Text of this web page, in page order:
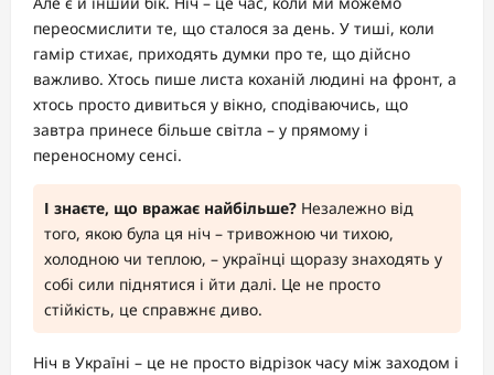
переосмислити те, що сталося за день. У тиші, коли
гамір стихає, приходять думки про те, що дійсно
важливо. Хтось пише листа коханій людині на фронт, а
хтось просто дивиться у вікно, сподіваючись, що
завтра принесе більше світла – у прямому і
переносному сенсі.
І знаєте, що вражає найбільше? Незалежно від
того, якою була ця ніч – тривожною чи тихою,
холодною чи теплою, – українці щоразу знаходять у
собі сили піднятися і йти далі. Це не просто
стійкість, це справжнє диво.
Ніч в Україні – це не просто відрізок часу між заходом і